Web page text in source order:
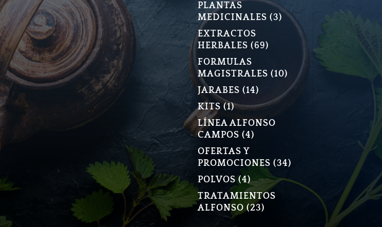
PLANTAS
MEDICINALES
33
PRODUCTOS
EXTRACTOS
HERBALES
6969
PRODUCTOS
FORMULAS
MAGISTRALES
1010
PRODUCTOS
JARABES 1414
PRODUCTOS
KITS 11
PRODUCTO
LÍNEA ALFONSO
CAMPOS
44
OFERTAS Y
PROMOCIONES
3434
POLVOS 44
PRODUCTOS
TRATAMIENTOS
ALFONSO
2323